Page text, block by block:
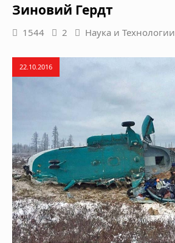
Зиновий Гердт
1544 2 Наука и Технологии
22.10.2016